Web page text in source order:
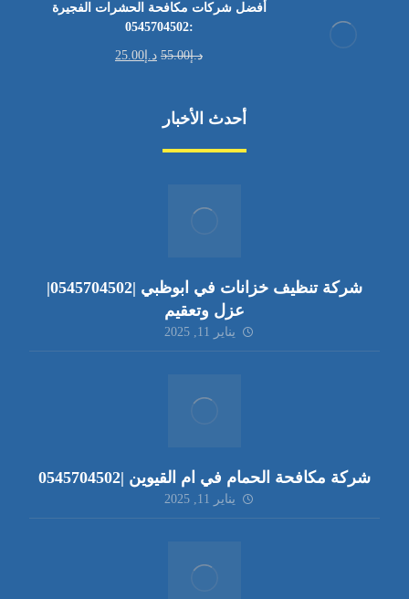
أفضل شركات مكافحة الحشرات الفجيرة
:0545704502
د.إ55.00 د.إ 25.00
أحدث الأخبار
شركة تنظيف خزانات في ابوظبي |0545704502|
عزل وتعقيم
يناير 11, 2025
شركة مكافحة الحمام في ام القيوين |0545704502
يناير 11, 2025